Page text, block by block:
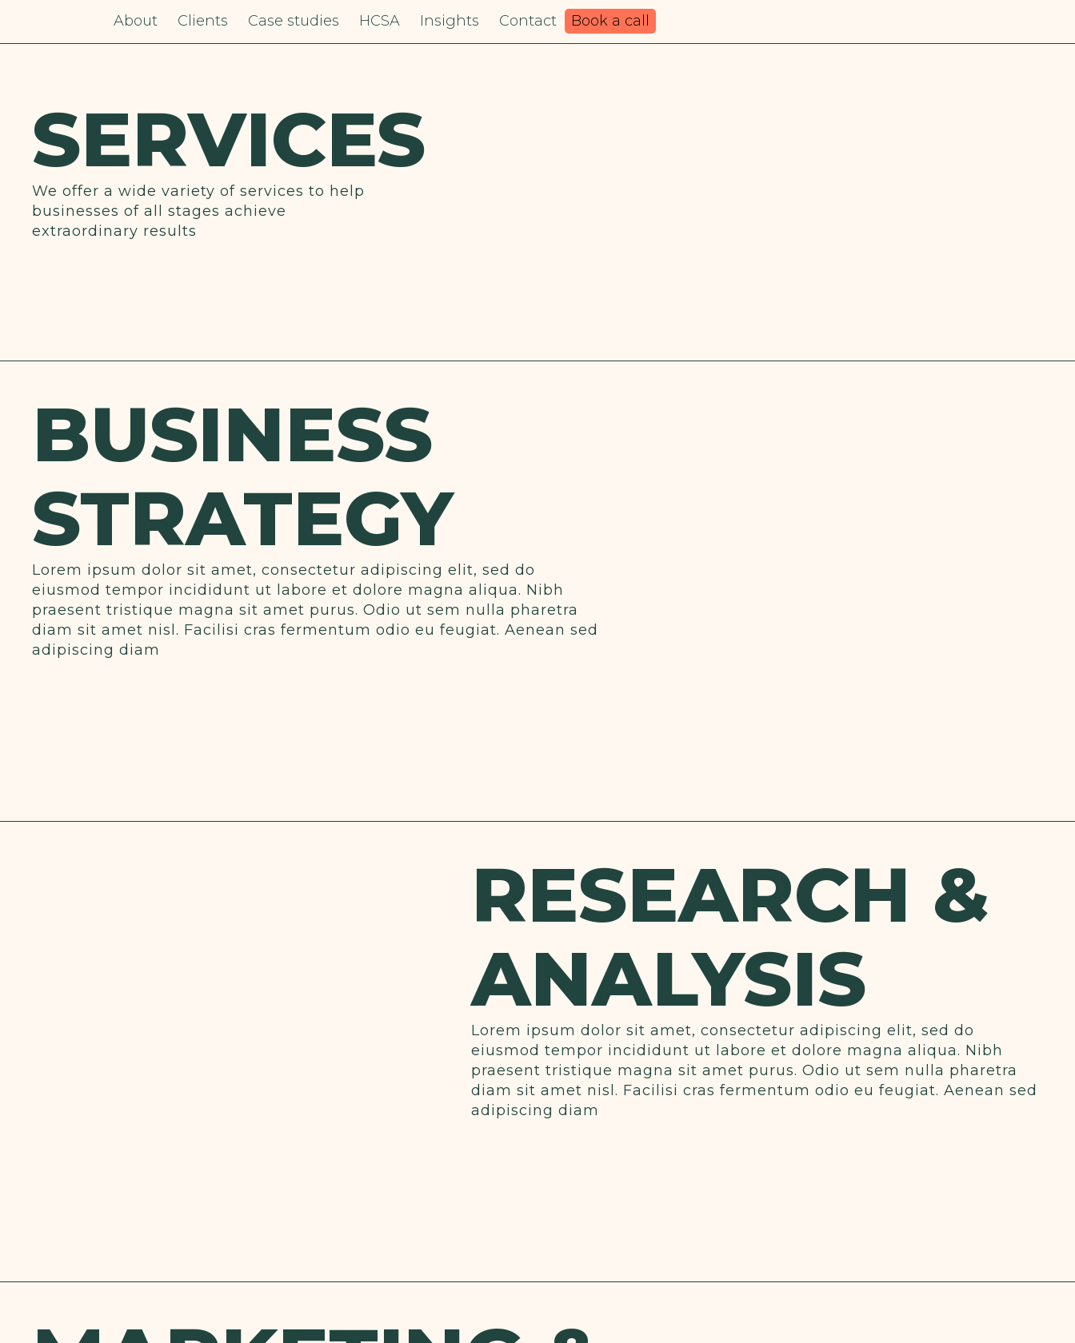
About Clients Case studies HCSA Insights Contact Book a call
SERVICES
We offer a wide variety of services to help
businesses of all stages achieve
extraordinary results
BUSINESS
STRATEGY
Lorem ipsum dolor sit amet, consectetur adipiscing elit, sed do
eiusmod tempor incididunt ut labore et dolore magna aliqua. Nibh
praesent tristique magna sit amet purus. Odio ut sem nulla pharetra
diam sit amet nisl. Facilisi cras fermentum odio eu feugiat. Aenean sed
adipiscing diam
RESEARCH &
ANALYSIS
Lorem ipsum dolor sit amet, consectetur adipiscing elit, sed do
eiusmod tempor incididunt ut labore et dolore magna aliqua. Nibh
praesent tristique magna sit amet purus. Odio ut sem nulla pharetra
diam sit amet nisl. Facilisi cras fermentum odio eu feugiat. Aenean sed
adipiscing diam